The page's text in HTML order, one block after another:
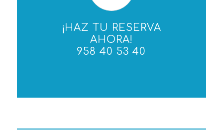
¡HAZ TU RESERVA
AHORA!
958 40 53 40